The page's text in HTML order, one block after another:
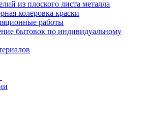
из плоского листа металла
колеровка краски
работы
бытовок по индивидуальному